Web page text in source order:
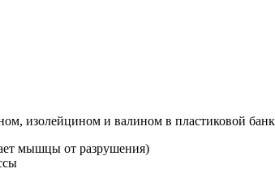
изолейцином и валином в пластиковой
мышцы от разрушения)